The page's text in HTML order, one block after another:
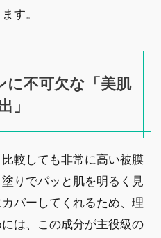
す。
に不可欠な「美肌
」
較しても非常に高い被膜
りでパッと肌を明るく見
バーしてくれるため、理
は、この成分が主役級の